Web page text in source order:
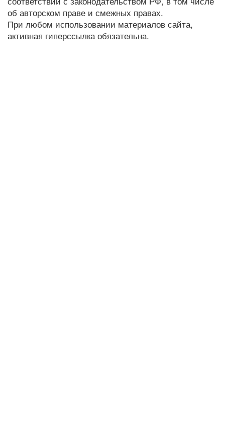
об авторском праве и смежных правах.
При любом использовании материалов сайта,
активная гиперссылка обязательна.